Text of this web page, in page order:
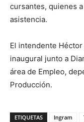
cursantes, quienes
asistencia.
El intendente
inaugural junto a
área de Empleo,
Producción.
ETIQUETAS Ingram